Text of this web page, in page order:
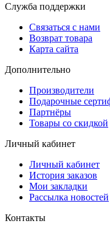
Служба поддержки
Связаться с нами
Возврат товара
Карта сайта
Дополнительно
Производители
Подарочные
Партнёры
Товары со скидкой
Личный кабинет
Личный кабинет
История заказов
Мои закладки
Рассылка новостей
Контакты